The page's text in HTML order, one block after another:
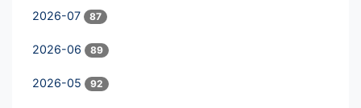
2026-07 87
2026-06 89
2026-05 92